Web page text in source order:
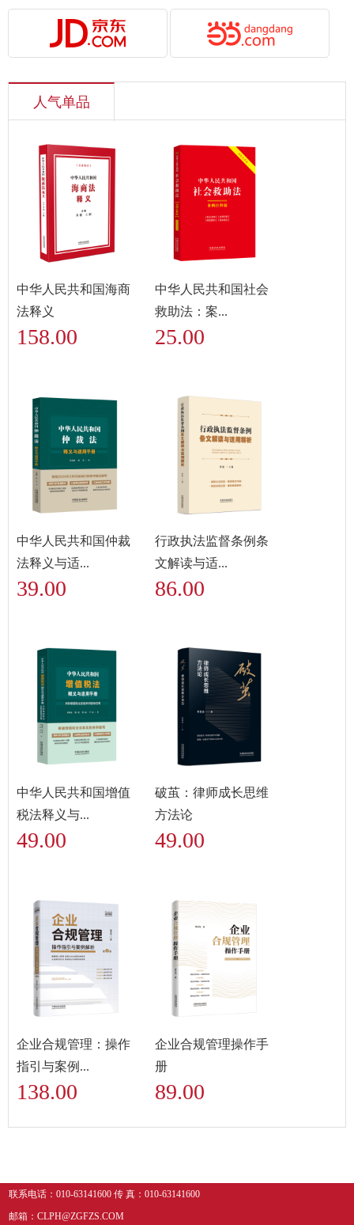
点、难点进行解读。同时，收录相关立法资料及海商法修
改前后条文对照表，帮助读者准确理解立法原意、正确适
用法律。
人气单品
中华人民共和国海商
法释义
158.00
中华人民共和国社会
救助法：案...
25.00
中华人民共和国仲裁
法释义与适...
39.00
行政执法监督条例条
文解读与适...
86.00
中华人民共和国增值
税法释义与...
49.00
破茧：律师成长思维
方法论
49.00
企业合规管理：操作
指引与案例...
138.00
企业合规管理操作手
册
89.00
联系电话：010-63141600 传 真：010-63141600
邮箱：CLPH@ZGFZS.COM